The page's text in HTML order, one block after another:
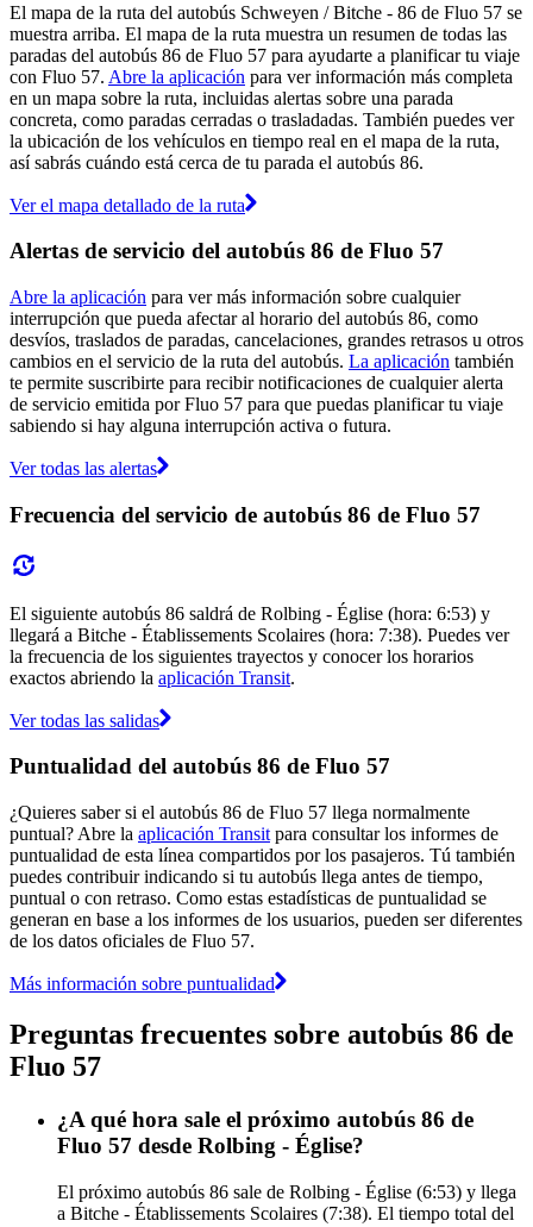
El mapa de la ruta del autobús Schweyen / Bitche - 86 de Fluo 57 se
muestra arriba. El mapa de la ruta muestra un resumen de todas las
paradas del autobús 86 de Fluo 57 para ayudarte a planificar tu viaje
con Fluo 57. Abre la aplicación para ver información más completa
en un mapa sobre la ruta, incluidas alertas sobre una parada
concreta, como paradas cerradas o trasladadas. También puedes ver
la ubicación de los vehículos en tiempo real en el mapa de la ruta,
así sabrás cuándo está cerca de tu parada el autobús 86.
Ver el mapa detallado de la ruta
Alertas de servicio del autobús 86 de Fluo 57
Abre la aplicación para ver más información sobre cualquier
interrupción que pueda afectar al horario del autobús 86, como
desvíos, traslados de paradas, cancelaciones, grandes retrasos u otros
cambios en el servicio de la ruta del autobús. La aplicación también
te permite suscribirte para recibir notificaciones de cualquier alerta
de servicio emitida por Fluo 57 para que puedas planificar tu viaje
sabiendo si hay alguna interrupción activa o futura.
Ver todas las alertas
Frecuencia del servicio de autobús 86 de Fluo 57
El siguiente autobús 86 saldrá de Rolbing - Église (hora: 6:53) y
llegará a Bitche - Établissements Scolaires (hora: 7:38). Puedes ver
la frecuencia de los siguientes trayectos y conocer los horarios
exactos abriendo la aplicación Transit.
Ver todas las salidas
Puntualidad del autobús 86 de Fluo 57
¿Quieres saber si el autobús 86 de Fluo 57 llega normalmente
puntual? Abre la aplicación Transit para consultar los informes de
puntualidad de esta línea compartidos por los pasajeros. Tú también
puedes contribuir indicando si tu autobús llega antes de tiempo,
puntual o con retraso. Como estas estadísticas de puntualidad se
generan en base a los informes de los usuarios, pueden ser diferentes
de los datos oficiales de Fluo 57.
Más información sobre puntualidad
Preguntas frecuentes sobre autobús 86 de
Fluo 57
¿A qué hora sale el próximo autobús 86 de
Fluo 57 desde Rolbing - Église?
El próximo autobús 86 sale de Rolbing - Église (6:53) y llega
a Bitche - Établissements Scolaires (7:38). El tiempo total del